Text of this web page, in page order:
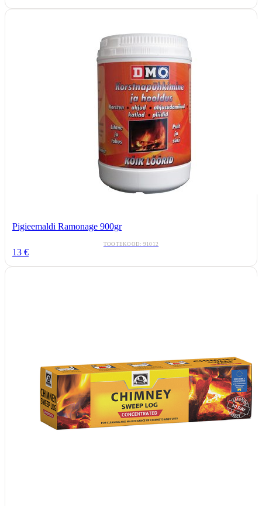
Pigieemaldi Ramonage 900gr
TOOTEKOOD: 91012
13 €